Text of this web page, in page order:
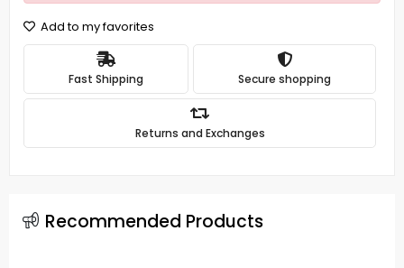
Add to my favorites
Fast Shipping Secure shopping
Returns and Exchanges
Recommended Products